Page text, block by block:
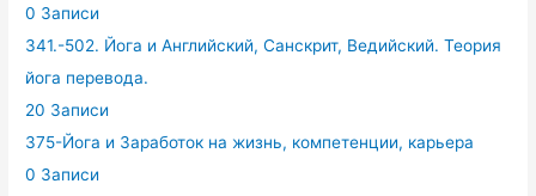
0 Записи
341.-502. Йога и Английский, Санскрит, Ведийский. Теория
йога перевода.
20 Записи
375-Йога и Заработок на жизнь, компетенции, карьера
0 Записи